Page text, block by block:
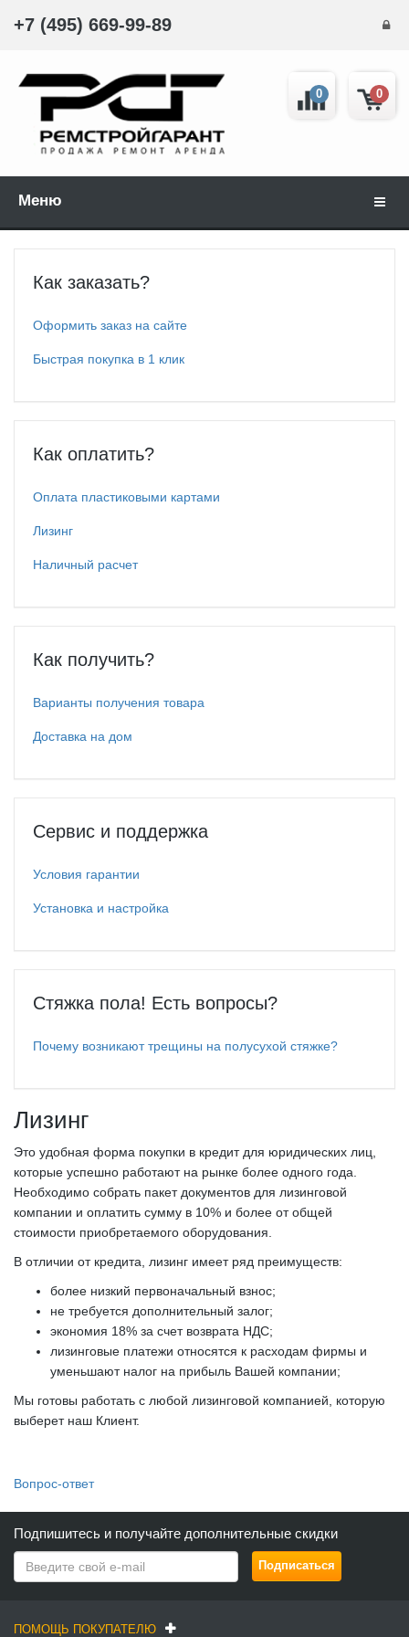
+7 (495) 669-99-89
0
0
Меню
Как заказать?
Оформить заказ на сайте
Быстрая покупка в 1 клик
Как оплатить?
Оплата пластиковыми картами
Лизинг
Наличный расчет
Как получить?
Варианты получения товара
Доставка на дом
Сервис и поддержка
Условия гарантии
Установка и настройка
Стяжка пола! Есть вопросы?
Почему возникают трещины на полусухой стяжке?
Лизинг
Это удобная форма покупки в кредит для юридических лиц,
которые успешно работают на рынке более одного года.
Необходимо собрать пакет документов для лизинговой
компании и оплатить сумму в 10% и более от общей
стоимости приобретаемого оборудования.
В отличии от кредита, лизинг имеет ряд преимуществ:
более низкий первоначальный взнос;
не требуется дополнительный залог;
экономия 18% за счет возврата НДС;
лизинговые платежи относятся к расходам фирмы и
уменьшают налог на прибыль Вашей компании;
Мы готовы работать с любой лизинговой компанией, которую
выберет наш Клиент.
Вопрос-ответ
Подпишитесь и получайте дополнительные скидки
ПОМОЩЬ ПОКУПАТЕЛЮ